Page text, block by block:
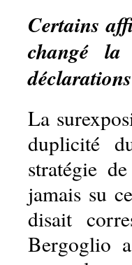
Certains
changé la
La
duplicité
stratégie
jamais su
disait
Bergoglio